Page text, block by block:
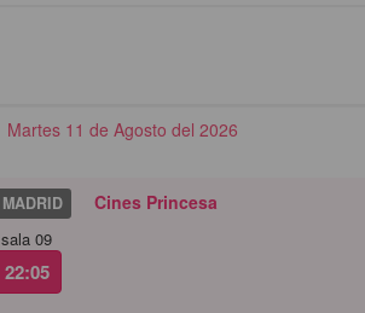
Martes 11 de Agosto del 2026
MADRID Cines Princesa
sala 09
22:05